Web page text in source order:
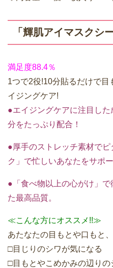
「輝肌アイマスクシ
満足度88.4％
1つで2役!10分貼るだけで
イジングケア!
●エイジングケアに注目し
分をたっぷり配合！
●厚手のストレッチ素材で
ク」で忙しいあなたをサポ
●「食べ物以上の心がけ」
た最高品質。
≪こんな方にオススメ!!≫
あたなたの目もとや口もと
□目じりのシワが気になる
□目もとやこめかみの辺りの